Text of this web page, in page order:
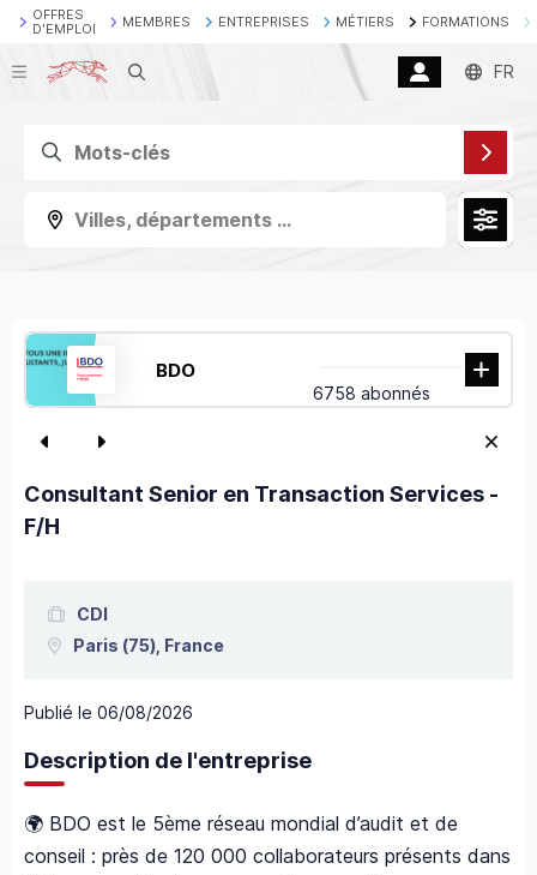
OFFRES
D'EMPLOI
MEMBRES ENTREPRISES MÉTIERS FORMATIONS
Recherche FR
Villes, départements ...
BDO
6758 abonnés
Consultant Senior en Transaction Services -
F/H
CDI
Paris (75), France
Publié le 06/08/2026
Description de l'entreprise
🌍 BDO est le 5ème réseau mondial d’audit et de
conseil : près de 120 000 collaborateurs présents dans